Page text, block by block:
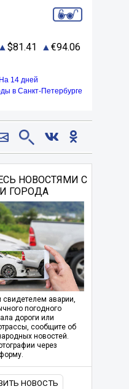
81.41 94.06
На 14 дней
в Санкт-Петербурге
НОВОСТЯМИ С
ГОРОДА
свидетелем аварии,
погодного
дороги или
сообщите об
новостей.
через
НОВОСТЬ